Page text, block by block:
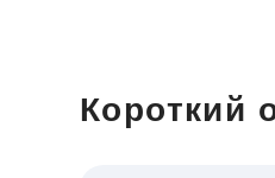
Короткий